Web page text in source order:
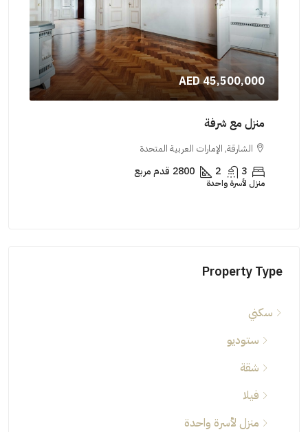
AED 45,500,000
منزل مع شرفة
الشارقة, الإمارات العربية المتحدة
3
2
2800 قدم مربع
منزل لأسرة واحدة
Property Type
سكني
ستوديو
شقة
فيلا
منزل لأسرة واحدة